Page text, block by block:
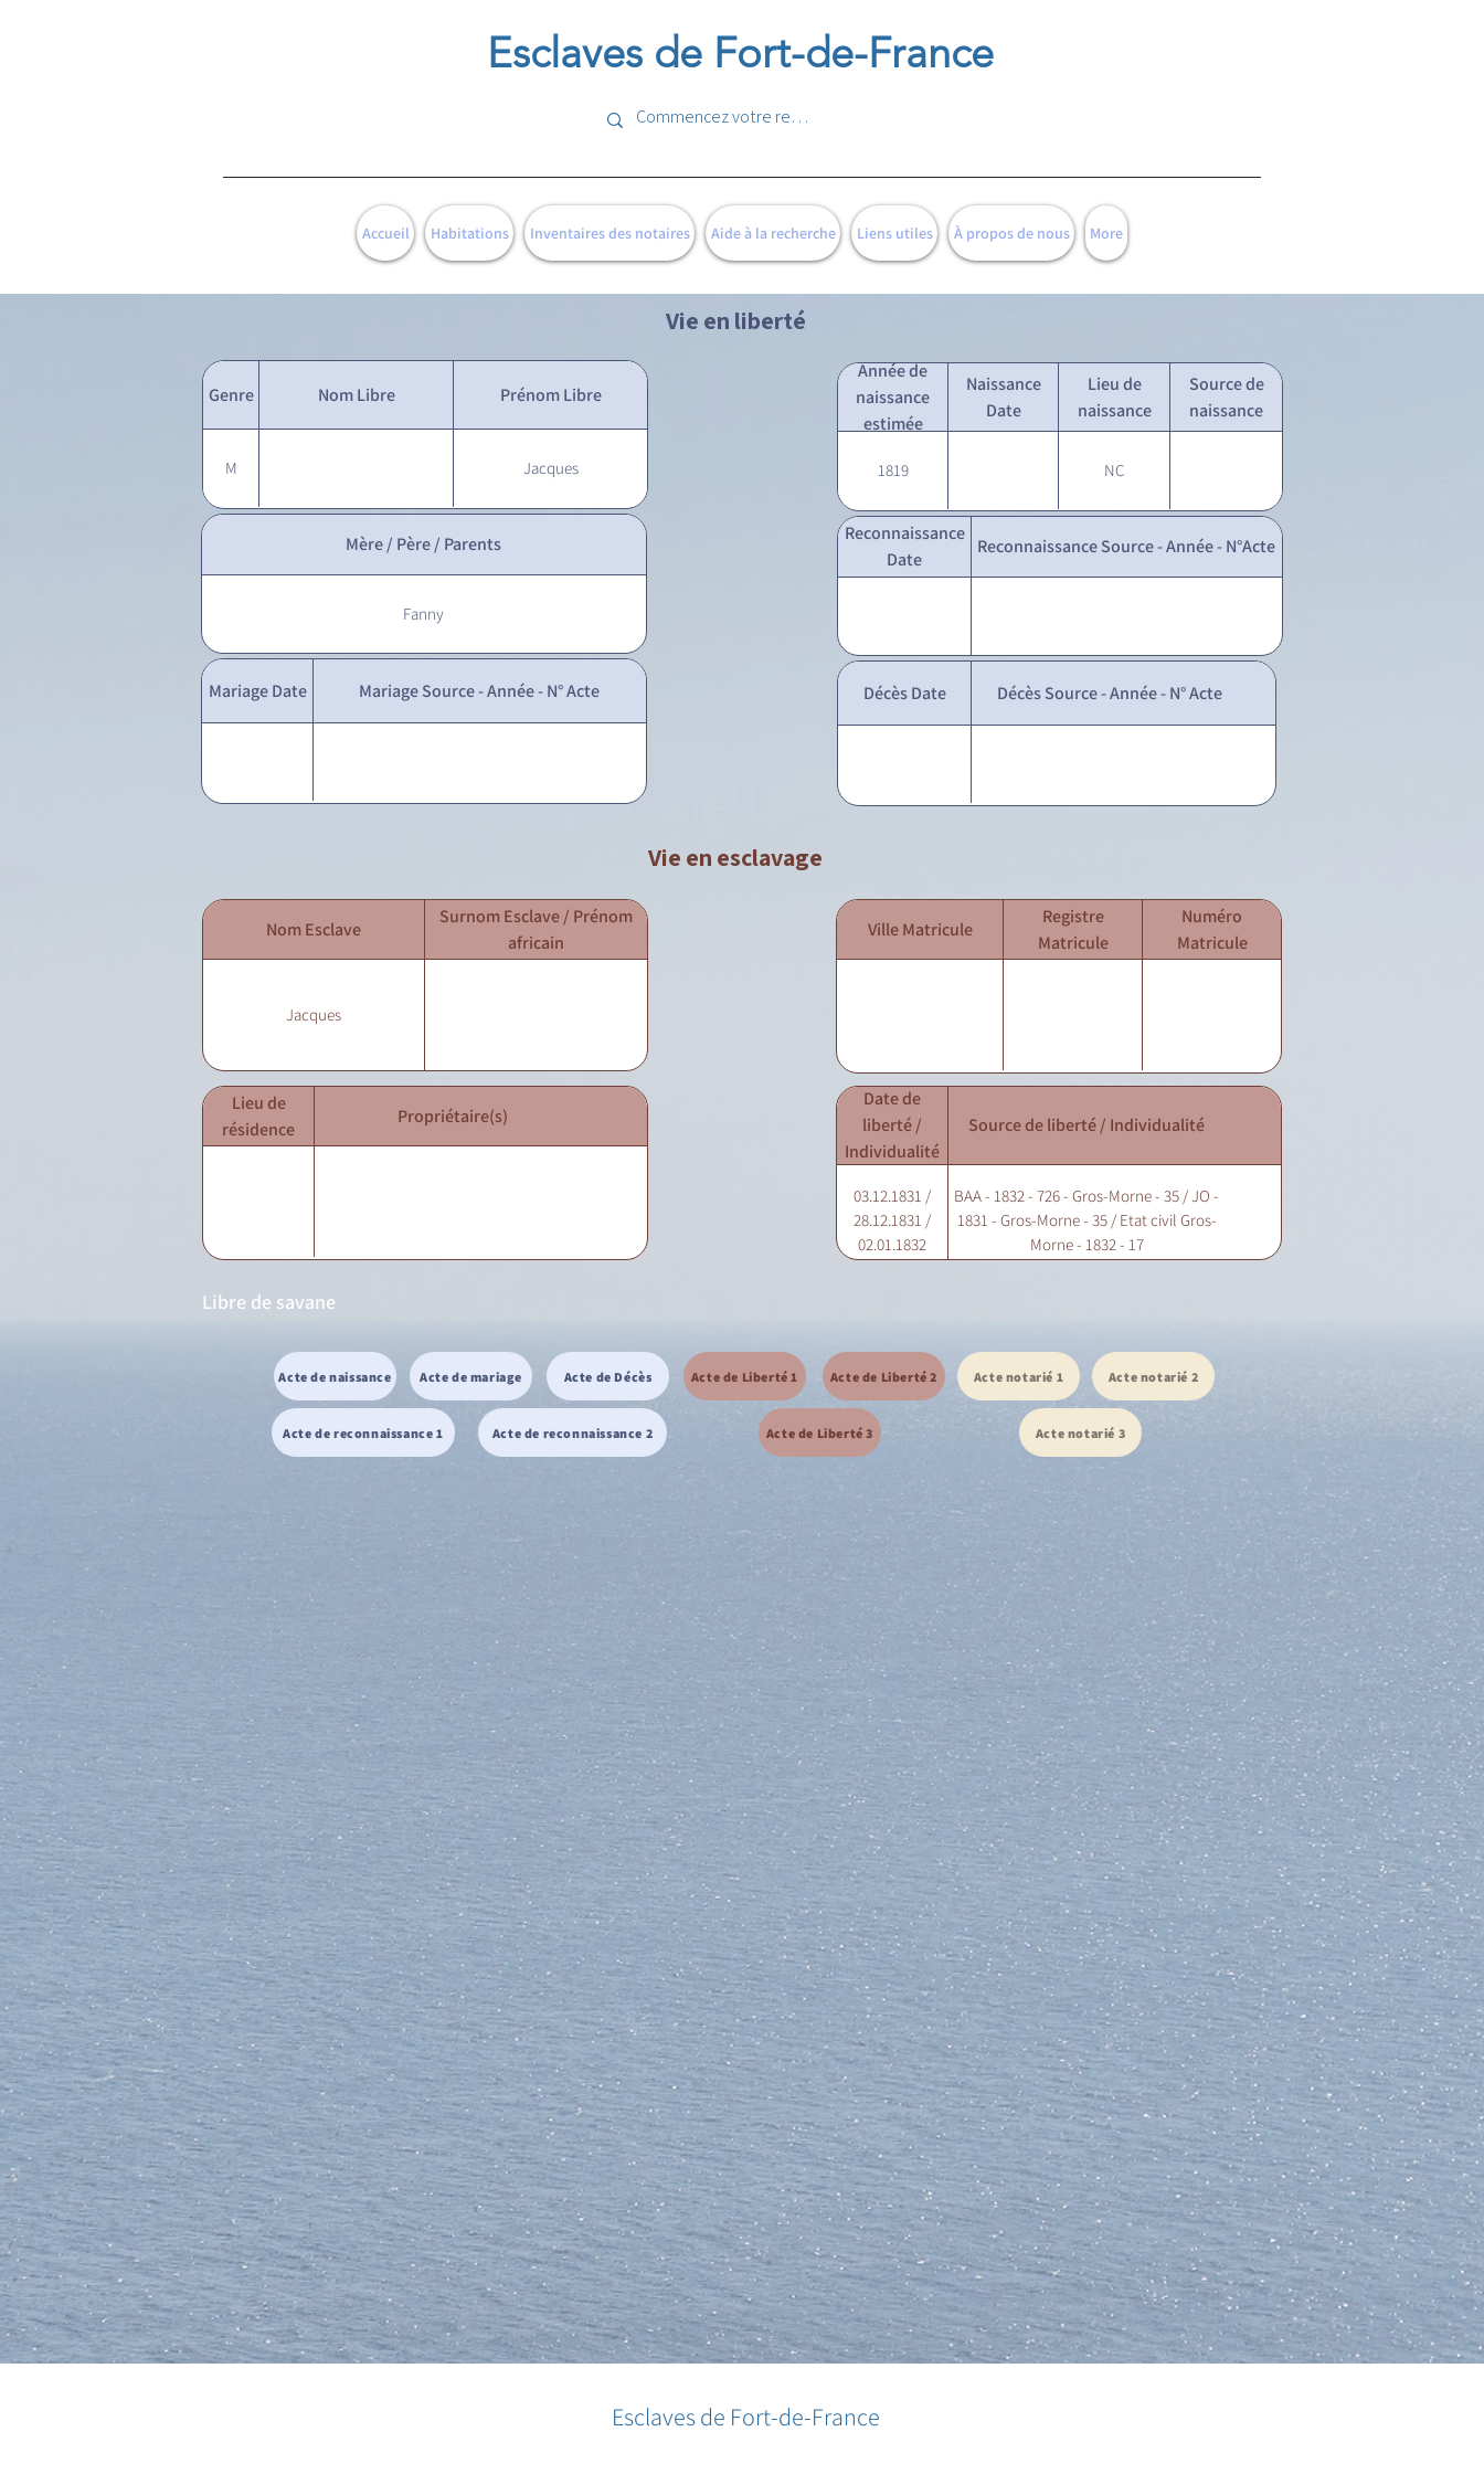
Esclaves de Fort-de-France
Accueil Habitations Inventaires des notaires Aide à la recherche Liens utiles À propos de nous More
Vie en liberté
Genre Nom Libre Prénom Libre
M Jacques
Année de
naissance
estimée
Naissance
Date
Lieu de
naissance
Source de
naissance
1819 NC
Mère / Père / Parents
Fanny
Mariage Date Mariage Source - Année - N° Acte
Reconnaissance
Date
Reconnaissance Source - Année - N°Acte
Décès Date Décès Source - Année - N° Acte
Vie en esclavage
Nom Esclave
Surnom Esclave / Prénom
africain
Jacques
Ville Matricule
Registre
Matricule
Numéro
Matricule
Lieu de
résidence
Propriétaire(s)
Date de
liberté /
Individualité
Source de liberté / Individualité
03.12.1831 /
28.12.1831 /
02.01.1832
BAA - 1832 - 726 - Gros-Morne - 35 / JO -
1831 - Gros-Morne - 35 / Etat civil Gros-
Morne - 1832 - 17
Libre de savane
Acte de naissance Acte de mariage Acte de Décès
Acte de reconnaissance 1 Acte de reconnaissance 2
Acte de Liberté 1 Acte de Liberté 2
Acte de Liberté 3
Acte notarié 1 Acte notarié 2
Acte notarié 3
Esclaves de Fort-de-France